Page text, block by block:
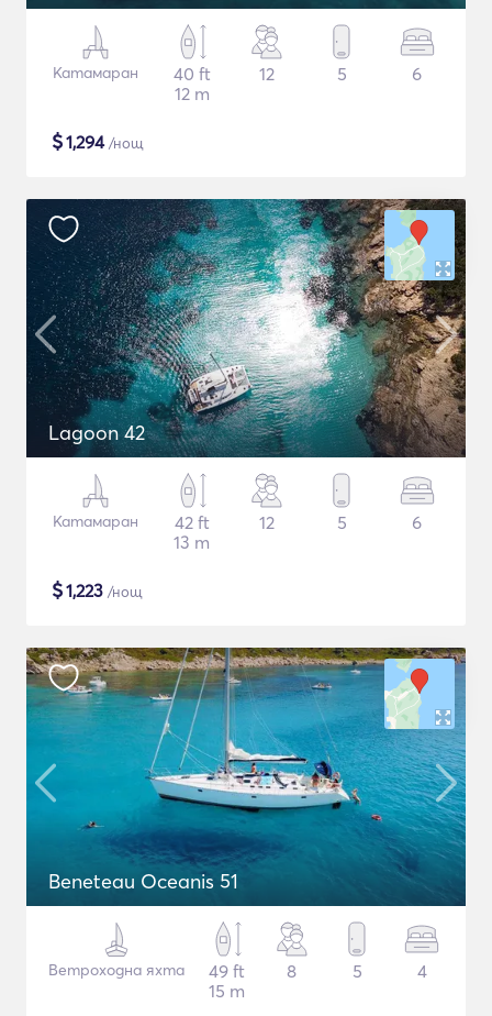
Катамаран
40 ft
12 m
12 5 6
$1,294/нощ
Lagoon 42
Катамаран
42 ft
13 m
12 5 6
$1,223 /нощ
Beneteau Oceanis 51
Ветроходна яхта
49 ft
15 m
8 5 4